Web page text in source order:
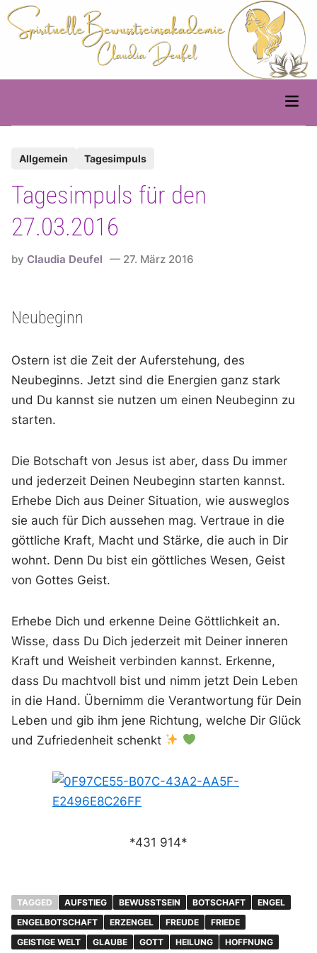
Skip
to
content
Main
t
e
d
Allgemein Tagesimpuls
Tagesimpuls für den
27.03.2016
byClaudia Deufel 27. März 2016
Neubeginn
Ostern ist die Zeit der Auferstehung, des
Neubeginns. Jetzt sind die Energien ganz stark
und Du kannst sie nutzen um einen Neubeginn zu
starten.
Die Botschaft von Jesus ist aber, dass Du immer
und jederzeit Deinen Neubeginn starten kannst.
Erhebe Dich aus Deiner Situation, wie ausweglos
sie auch für Dich aussehen mag. Vertraue in die
göttliche Kraft, Macht und Stärke, die auch in Dir
wohnt. Denn Du bist ein göttliches Wesen, Geist
von Gottes Geist.
Erhebe Dich und erkenne Deine Göttlichkeit an.
Wisse, dass Du Dich jederzeit mit Deiner inneren
Kraft und Weisheit verbinden kannst. Erkenne,
dass Du machtvoll bist und nimm jetzt Dein Leben
in die Hand. Übernimm die Verantwortung für Dein
Leben und gib ihm jene Richtung, welche Dir Glück
und Zufriedenheit schenkt
*431 914*
TAGGED AUFSTIEG BEWUSSTSEIN BOTSCHAFT
ENGEL
ENGELBOTSCHAFT
ERZENGEL FREUDE
FRIEDE
GEISTIGE WELT
GLAUBE GOTT HEILUNG
HOFFNUNG